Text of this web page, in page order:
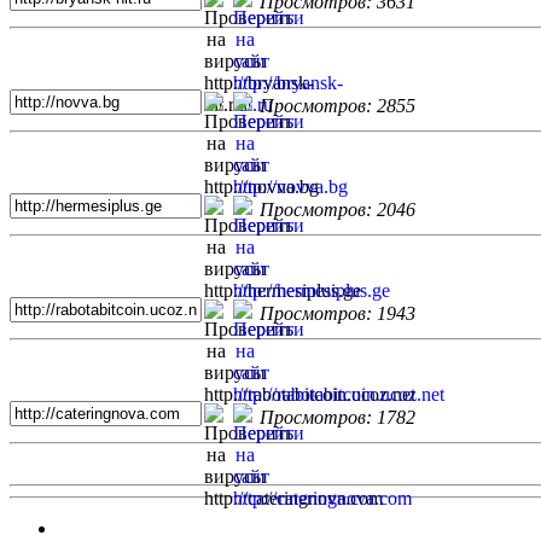
Просмотров: 2855
Просмотров: 2046
Просмотров: 1943
Просмотров: 1782